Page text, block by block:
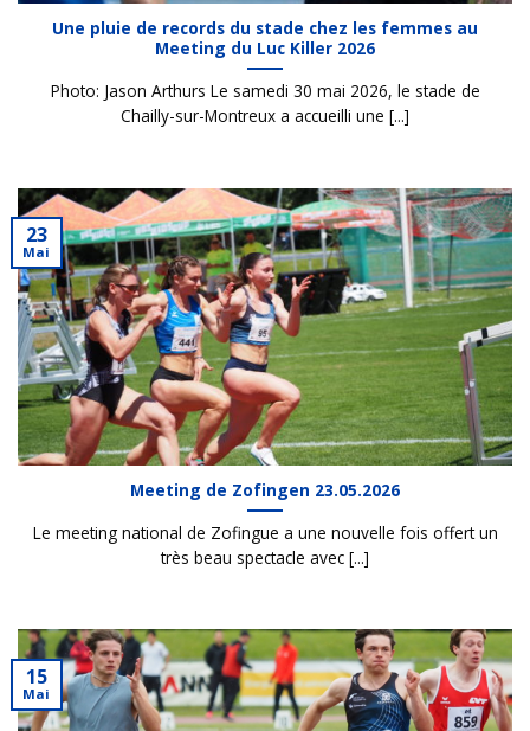
Une pluie de records du stade chez les femmes au
Meeting du Luc Killer 2026
Photo: Jason Arthurs Le samedi 30 mai 2026, le stade de
Chailly-sur-Montreux a accueilli une [...]
Meeting de Zofingen 23.05.2026
Le meeting national de Zofingue a une nouvelle fois offert un
très beau spectacle avec [...]
23
Mai
15
Mai